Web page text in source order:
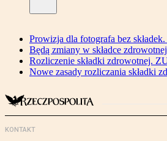
Prowizja dla fotografa bez
Będą zmiany w składce
Rozliczenie składki zdrowotnej.
Nowe zasady rozliczania składki
KONTAKT